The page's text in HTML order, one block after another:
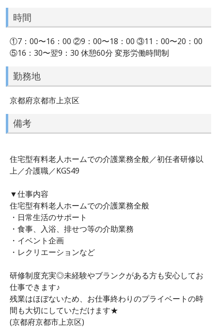
時間
①7：00〜16：00 ②9：00〜18：00 ③11：00〜20：00
⑤16：30〜翌9：30 休憩60分 変形労働時間制
勤務地
京都府京都市上京区
備考
住宅型有料老人ホームでの介護業務全般／初任者研修以
上／介護職／KGS49
▼仕事内容
住宅型有料老人ホームでの介護業務全般
・日常生活のサポート
・食事、入浴、排せつ等の介助業務
・イベント企画
・レクリエーションなど
研修制度充実◎未経験やブランクがある方も安心してお
仕事できます♪
残業はほぼないため、お仕事終わりのプライベートの時
間も大切にしていただけます★
(京都府京都市上京区)